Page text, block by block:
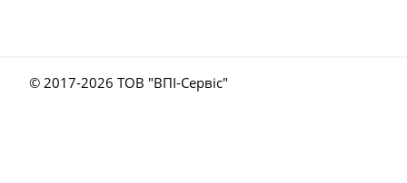
© 2017-2026 ТОВ "ВПІ-Сервіс"